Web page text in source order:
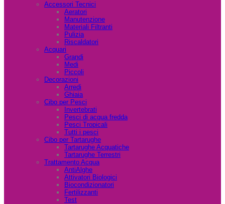
Accessori Tecnici
Aeratori
Manutenzione
Materiali Filtranti
Pulizia
Riscaldatori
Acquari
Grandi
Medi
Piccoli
Decorazioni
Arredi
Ghiaia
Cibo per Pesci
Invertebrati
Pesci di acqua fredda
Pesci Tropicali
Tutti i pesci
Cibo per Tartarughe
Tartarughe Acquatiche
Tartarughe Terrestri
Trattamento Acqua
AntiAlghe
Attivatori Biologici
Biocondizionatori
Fertilizzanti
Test